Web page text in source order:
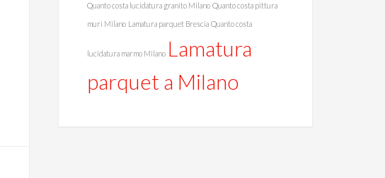
Quanto costa lucidatura granito Milano Quanto costa pittura
muri Milano Lamatura parquet Brescia Quanto costa
lucidatura marmo Milano Lamatura
parquet a Milano